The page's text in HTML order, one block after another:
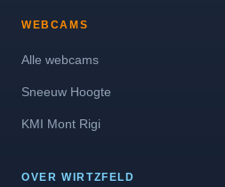
WEBCAMS
Alle webcams
Sneeuw Hoogte
KMI Mont Rigi
OVER WIRTZFELD